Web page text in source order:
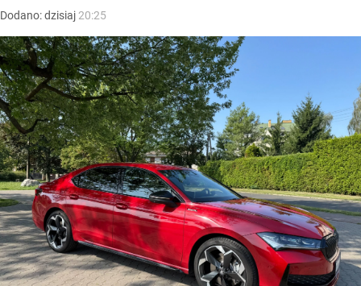
Dodano:dzisiaj 20:25